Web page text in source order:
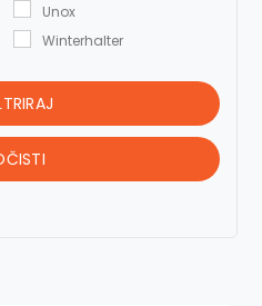
Unox
Winterhalter